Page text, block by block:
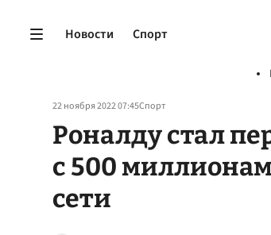
Новости Спорт
22 ноября 2022 07:45Спорт
Роналду стал
с 500
сети